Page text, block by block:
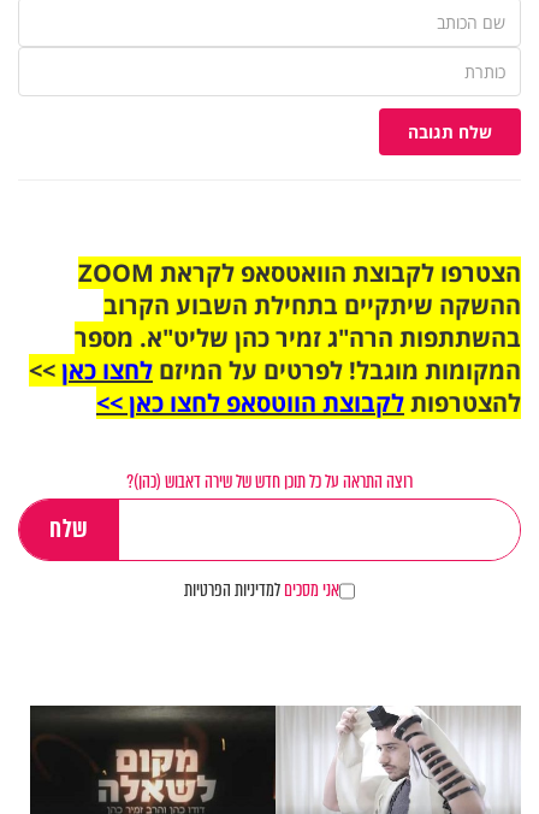
שלח תגובה
הצטרפו לקבוצת הוואטסאפ לקראת ZOOM
ההשקה שיתקיים בתחילת השבוע הקרוב
בהשתתפות הרה"ג זמיר כהן שליט"א. מספר
המקומות מוגבל! לפרטים על המיזם לחצו כאן>>
להצטרפותלקבוצת הווטסאפ לחצו כאן >>
רוצה התראה על כל תוכן חדש של שירה דאבוש (כהן)?
אני מסכיםלמדיניות הפרטיות